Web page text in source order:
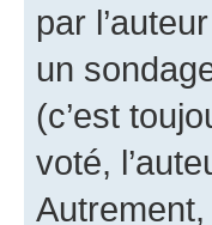
par
un
(c’est
voté,